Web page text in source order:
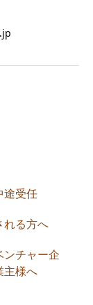
途受任
れる方へ
ンチャー企
主様へ